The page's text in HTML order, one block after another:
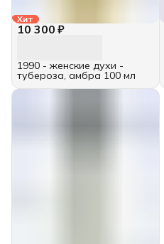
Хит
10 300 ₽
1990 - женские духи -
тубероза, амбра 100 мл